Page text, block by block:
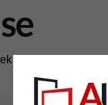
195 kr i